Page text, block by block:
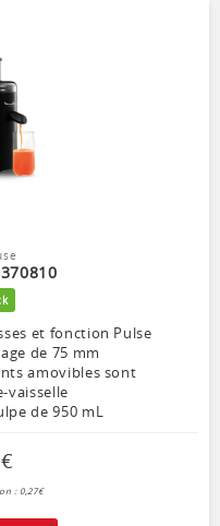
et fonction Pulse
de 75 mm
amovibles sont
vaisselle
de 950 mL
€
: 0,27€